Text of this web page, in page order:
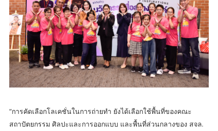
“การคัดเลือกโลเคชั่นในการถ่ายทำ ยังได้เลือกใช้พื้นที่ของคณะ
สถาปัตยกรรม ศิลปะและการออกแบบ และพื้นที่ส่วนกลางของ สจล.